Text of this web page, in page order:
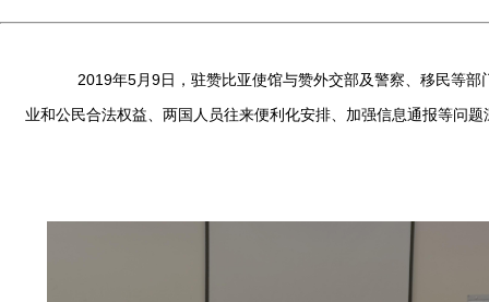
2019年5月9日，驻赞比亚使馆与赞外交部及警察、移民等部
业和公民合法权益、两国人员往来便利化安排、加强信息通报等问